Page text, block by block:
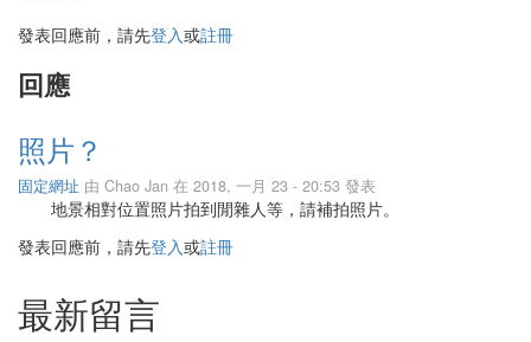
發表回應前，請先登入或註冊
回應
照片？
固定網址 由 Chao Jan 在 2018, 一月 23 - 20:53 發表
地景相對位置照片拍到閒雜人等，請補拍照片。
發表回應前，請先登入或註冊
最新留言